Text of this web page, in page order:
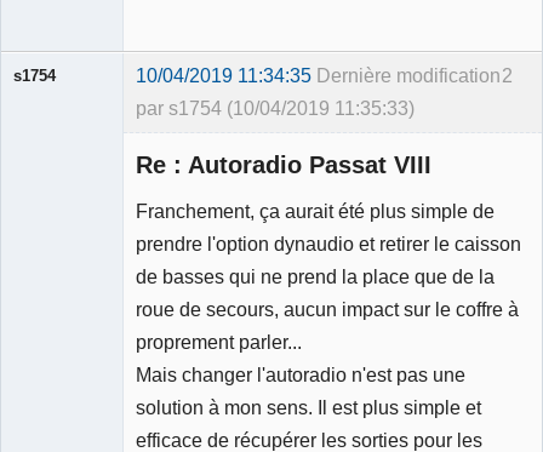
2
s1754 10/04/2019 11:34:35 Dernière modification
par s1754 (10/04/2019 11:35:33)
Re : Autoradio Passat VIII
Franchement, ça aurait été plus simple de
prendre l'option dynaudio et retirer le caisson
de basses qui ne prend la place que de la
roue de secours, aucun impact sur le coffre à
proprement parler...
Mais changer l'autoradio n'est pas une
solution à mon sens. Il est plus simple et
efficace de récupérer les sorties pour les